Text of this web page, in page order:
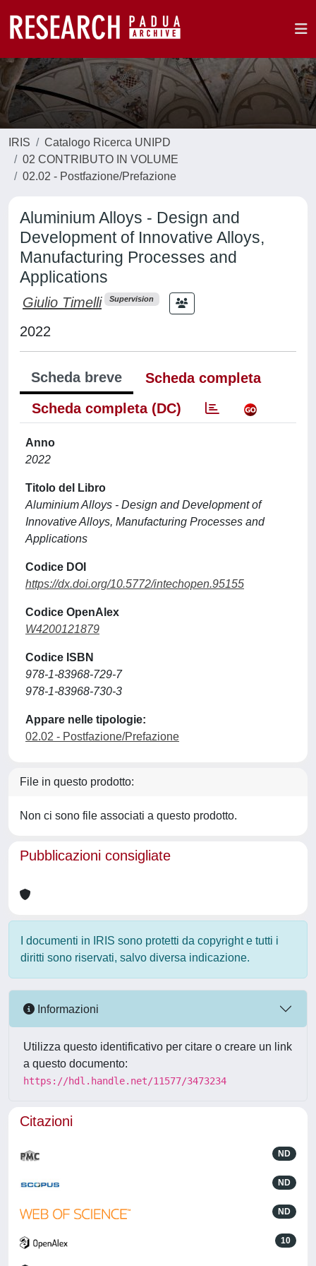
IRIS
Catalogo Ricerca UNIPD
02 CONTRIBUTO IN VOLUME
02.02 - Postfazione/Prefazione
Aluminium Alloys - Design and
Development of Innovative Alloys,
Manufacturing Processes and
Applications
Giulio Timelli Supervision
2022
Scheda breve
Scheda completa
Scheda completa (DC)
Anno
2022
Titolo del Libro
Aluminium Alloys - Design and Development of
Innovative Alloys, Manufacturing Processes and
Applications
Codice DOI
https://dx.doi.org/10.5772/intechopen.95155
Codice OpenAlex
W4200121879
Codice ISBN
978-1-83968-729-7
978-1-83968-730-3
Appare nelle tipologie:
02.02 - Postfazione/Prefazione
File in questo prodotto:
Non ci sono file associati a questo prodotto.
Pubblicazioni consigliate
I documenti in IRIS sono protetti da copyright e tutti i
diritti sono riservati, salvo diversa indicazione.
Informazioni
Utilizza questo identificativo per citare o creare un link
a questo documento:
https://hdl.handle.net/11577/3473234
Citazioni
ND
ND
ND
10